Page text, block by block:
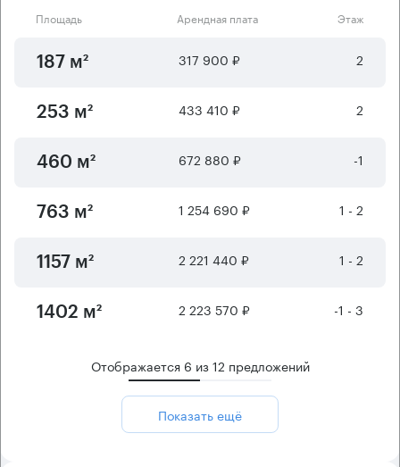
Площадь Арендная плата Этаж
187 м² 317 900 ₽ 2
253 м² 433 410 ₽ 2
460 м² 672 880 ₽ -1
763 м² 1 254 690 ₽ 1 - 2
1157 м² 2 221 440 ₽ 1 - 2
1402 м² 2 223 570 ₽ -1 - 3
Отображается 6 из12 предложений
Показать ещё